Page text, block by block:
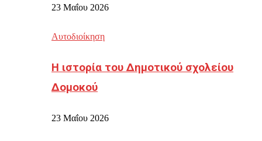
23 Μαΐου 2026
Αυτοδιοίκηση
Η ιστορία του Δημοτικού σχολείου
Δομοκού
23 Μαΐου 2026